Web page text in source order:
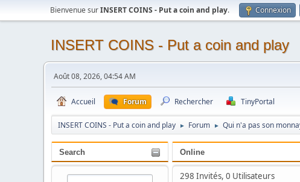
Bienvenue surINSERT COINS - Put a coin and play. Connexion
INSERT COINS - Put a coin and play
Août 08, 2026, 04:54 AM
Accueil Forum Rechercher TinyPortal
INSERT COINS - Put a coin and play ► Forum ► Qui n'a pas son
Search Online
298 Invités, 0 Utilisateurs